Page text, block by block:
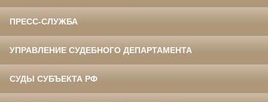
ПРЕСС-СЛУЖБА
УПРАВЛЕНИЕ СУДЕБНОГО ДЕПАРТАМЕНТА
СУДЫ СУБЪЕКТА РФ